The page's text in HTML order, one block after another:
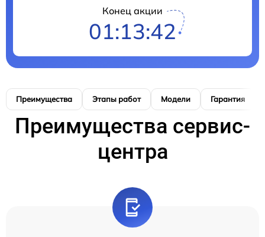
Конец акции
01:13:41
Преимущества Этапы работ Модели Гарантия
Преимущества сервис-
центра